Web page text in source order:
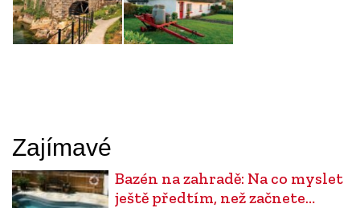
Zajímavé
Bazén na zahradě: Na co myslet
ještě předtím, než začnete…